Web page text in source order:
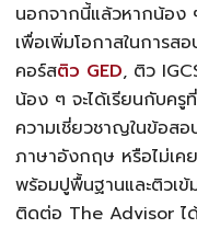
นอกจากนี้แล้วหากน้อ
เพื่อเพิ่มโอกาสในการ
คอร์สติว GED, ติว
น้อง ๆ จะได้เรียนกับค
ความเชี่ยวชาญในข้อสอ
ภาษาอังกฤษ หรือไม่เ
พร้อมปูพื้นฐานและติวเ
ติดต่อ The Advisor ได้